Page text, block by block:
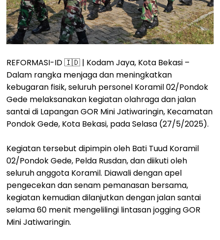
REFORMASI-ID 🇮🇩 | Kodam Jaya, Kota Bekasi –
Dalam rangka menjaga dan meningkatkan
kebugaran fisik, seluruh personel Koramil 02/Pondok
Gede melaksanakan kegiatan olahraga dan jalan
santai di Lapangan GOR Mini Jatiwaringin, Kecamatan
Pondok Gede, Kota Bekasi, pada Selasa (27/5/2025).
Kegiatan tersebut dipimpin oleh Bati Tuud Koramil
02/Pondok Gede, Pelda Rusdan, dan diikuti oleh
seluruh anggota Koramil. Diawali dengan apel
pengecekan dan senam pemanasan bersama,
kegiatan kemudian dilanjutkan dengan jalan santai
selama 60 menit mengelilingi lintasan jogging GOR
Mini Jatiwaringin.